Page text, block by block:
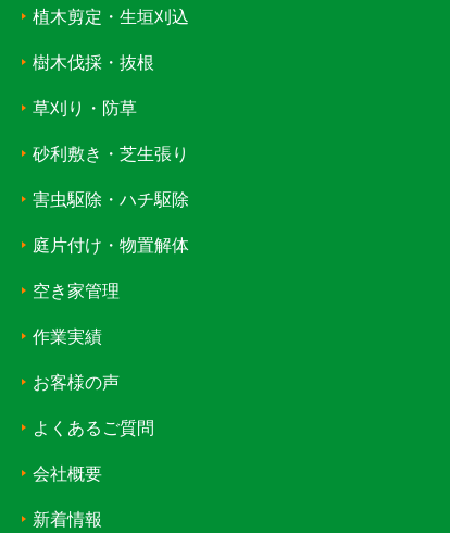
植木剪定・生垣刈込
樹木伐採・抜根
草刈り・防草
砂利敷き・芝生張り
害虫駆除・ハチ駆除
庭片付け・物置解体
空き家管理
作業実績
お客様の声
よくあるご質問
会社概要
新着情報